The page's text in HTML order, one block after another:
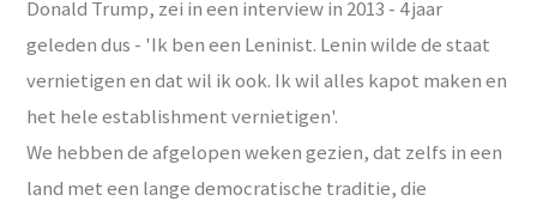
Donald Trump, zei in een interview in 2013 - 4 jaar
geleden dus - 'Ik ben een Leninist. Lenin wilde de staat
vernietigen en dat wil ik ook. Ik wil alles kapot maken en
het hele establishment vernietigen'.
We hebben de afgelopen weken gezien, dat zelfs in een
land met een lange democratische traditie, die